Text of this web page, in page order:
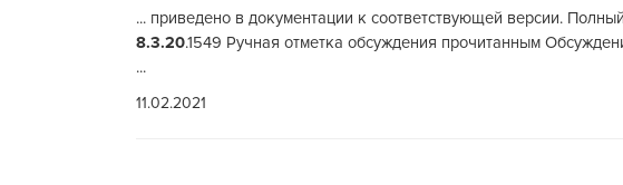
... приведено в документации к соответствующей версии.
8.3.20.1549 Ручная отметка обсуждения прочитанным
...
11.02.2021